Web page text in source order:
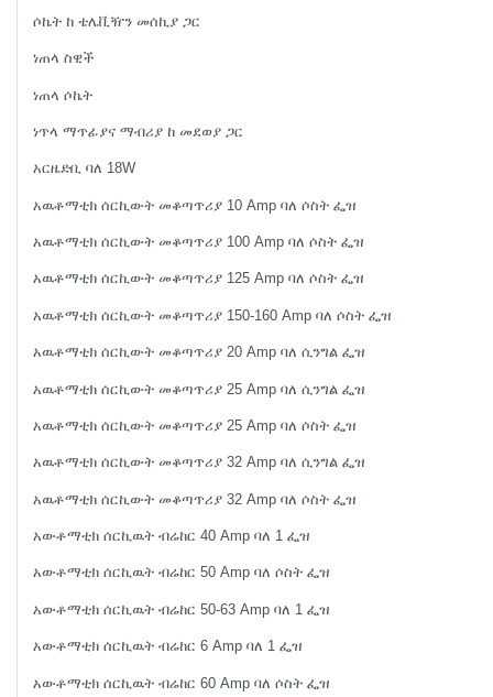
ሶኬት ከ ቴሌቪዥን መሰኪያ ጋር
ነጠላ ስዊች
ነጠላ ሶኬት
ነጥላ ማጥፊያና ማብሪያ ከ መደወያ ጋር
አርዜድቢ ባለ 18W
አዉቶማቲክ ሰርኪውት መቆጣጥሪያ 10 Amp ባለ ሶስት ፌዝ
አዉቶማቲክ ሰርኪውት መቆጣጥሪያ 100 Amp ባለ ሶስት ፌዝ
አዉቶማቲክ ሰርኪውት መቆጣጥሪያ 125 Amp ባለ ሶስት ፌዝ
አዉቶማቲክ ሰርኪውት መቆጣጥሪያ 150-160 Amp ባለ ሶስት ፌዝ
አዉቶማቲክ ሰርኪውት መቆጣጥሪያ 20 Amp ባለ ሲንግል ፌዝ
አዉቶማቲክ ሰርኪውት መቆጣጥሪያ 25 Amp ባለ ሲንግል ፌዝ
አዉቶማቲክ ሰርኪውት መቆጣጥሪያ 25 Amp ባለ ሶስት ፌዝ
አዉቶማቲክ ሰርኪውት መቆጣጥሪያ 32 Amp ባለ ሲንግል ፌዝ
አዉቶማቲክ ሰርኪውት መቆጣጥሪያ 32 Amp ባለ ሶስት ፌዝ
አውቶማቲክ ሰርኪዉት ብሬከር 40 Amp ባለ 1 ፌዝ
አውቶማቲክ ሰርኪዉት ብሬከር 50 Amp ባለ ሶስት ፌዝ
አውቶማቲክ ሰርኪዉት ብሬከር 50-63 Amp ባለ 1 ፌዝ
አውቶማቲክ ሰርኪዉት ብሬከር 6 Amp ባለ 1 ፌዝ
አውቶማቲክ ሰርኪዉት ብሬከር 60 Amp ባለ ሶስት ፌዝ